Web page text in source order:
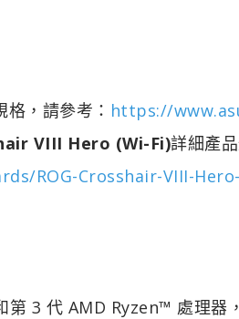
格，請參考： https://
VIII Hero (Wi-Fi)詳細產
ROG-Crosshair-VIII-
3 代 AMD Ryzen™ 處理器